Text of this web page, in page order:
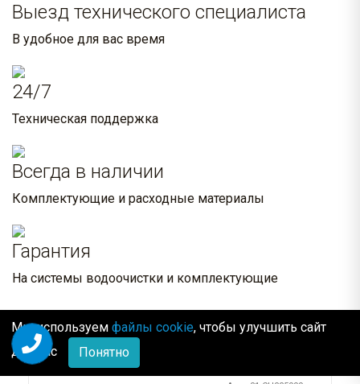
Выезд технического специалиста
В удобное для вас время
24/7
Техническая поддержка
Всегда в наличии
Комплектующие и расходные материалы
Гарантия
На системы водоочистки и комплектующие
Похожие товары:
Мы используем файлы cookie, чтобы улучшить сайт
для Вас
Понятно